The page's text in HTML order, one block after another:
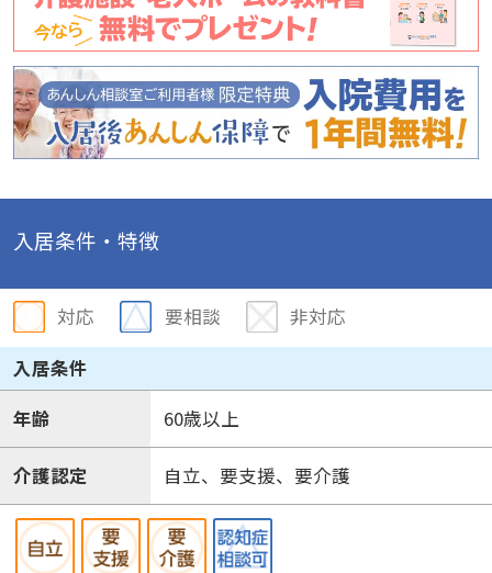
入居条件・特徴
対応 要相談
非対応
入居条件
年齢
60歳以上
介護認定 自立、要支援、要介護